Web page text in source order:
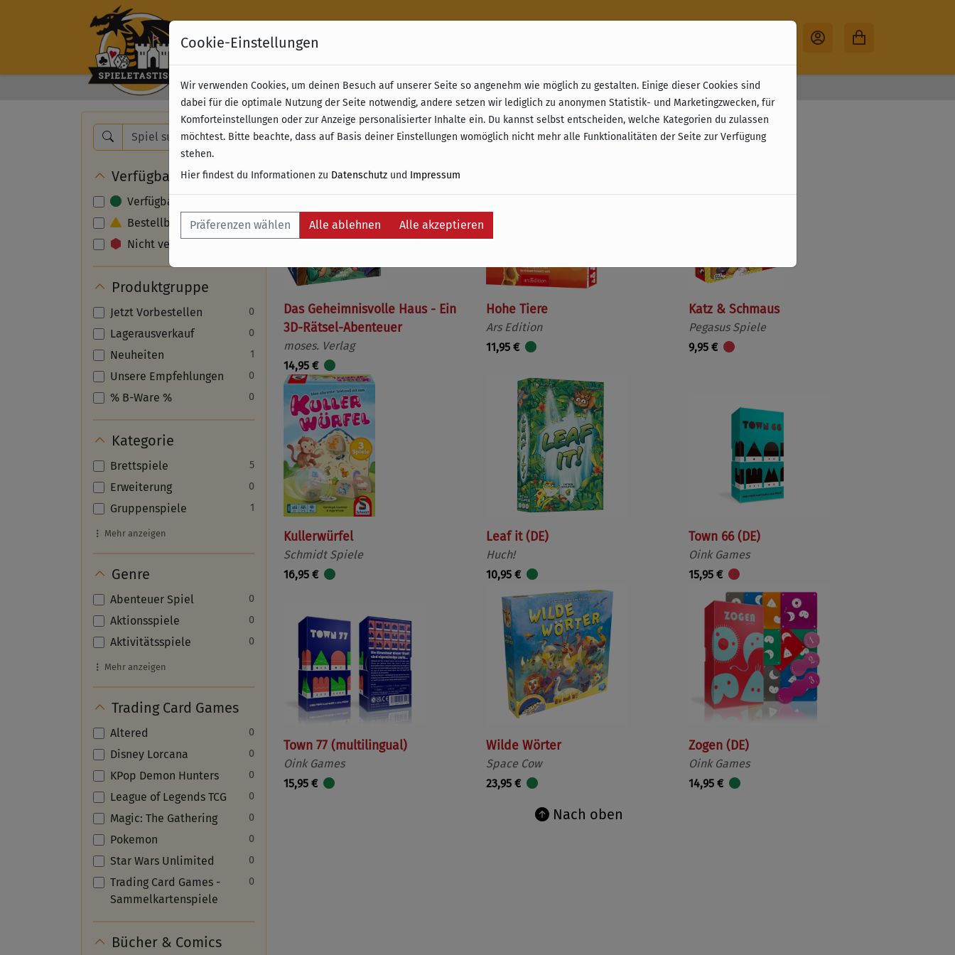
Kostenloser Versand & Retoure ab 49 € (innerhalb Deutschlands) 30 Tage Rückgabe
Verfügbarkeit
Verfügbar
Bestellbar
Nicht verfügbar
Produktgruppe
Jetzt Vorbestellen 0
Lagerausverkauf 0
Neuheiten 1
Unsere Empfehlungen 0
% B-Ware % 0
Kategorie
Brettspiele 5
Erweiterung 0
Gruppenspiele 1
Mehr anzeigen
Genre
Abenteuer Spiel 0
Aktionsspiele 0
Aktivitätsspiele 0
Mehr anzeigen
Trading Card Games
Altered 0
Disney Lorcana 0
KPop Demon Hunters 0
League of Legends TCG 0
Magic: The Gathering 0
Pokemon 0
Star Wars Unlimited 0
Trading Card Games -
Sammelkartenspiele
0
Bücher & Comics
Name
Das Geheimnisvolle Haus - Ein
3D-Rätsel-Abenteuer
moses. Verlag
14,95 €
Hohe Tiere
Ars Edition
11,95 €
Katz & Schmaus
Pegasus Spiele
9,95 €
Kullerwürfel
Schmidt Spiele
16,95 €
Leaf it (DE)
Huch!
10,95 €
Town 66 (DE)
Oink Games
15,95 €
Town 77 (multilingual)
Oink Games
15,95 €
Wilde Wörter
Space Cow
23,95 €
Zogen (DE)
Oink Games
14,95 €
Nach oben
Cookie-Einstellungen
Wir verwenden Cookies, um deinen Besuch auf unserer Seite so angenehm wie möglich zu gestalten. Einige dieser Cookies sind
dabei für die optimale Nutzung der Seite notwendig, andere setzen wir lediglich zu anonymen Statistik- und Marketingzwecken, für
Komforteinstellungen oder zur Anzeige personalisierter Inhalte ein. Du kannst selbst entscheiden, welche Kategorien du zulassen
möchtest. Bitte beachte, dass auf Basis deiner Einstellungen womöglich nicht mehr alle Funktionalitäten der Seite zur Verfügung
stehen.
Hier findest du Informationen zu Datenschutz und Impressum
Präferenzen wählen Alle ablehnen Alle akzeptieren